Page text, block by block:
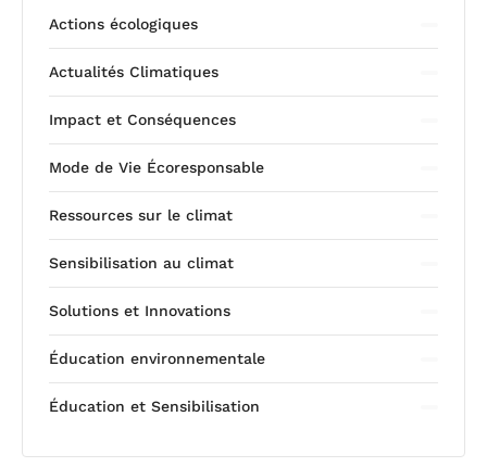
Actions écologiques
Actualités Climatiques
Impact et Conséquences
Mode de Vie Écoresponsable
Ressources sur le climat
Sensibilisation au climat
Solutions et Innovations
Éducation environnementale
Éducation et Sensibilisation